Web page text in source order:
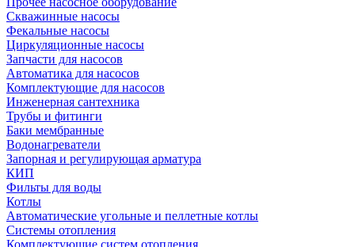
Скважинные насосы
Фекальные насосы
Циркуляционные насосы
Запчасти для насосов
Автоматика для насосов
Комплектующие для насосов
Инженерная сантехника
Трубы и фитинги
Баки мембранные
Водонагреватели
Запорная и регулирующая арматура
КИП
Фильты для воды
Котлы
Автоматические угольные и пеллетные котлы
Системы отопления
Комплектующие систем отопления